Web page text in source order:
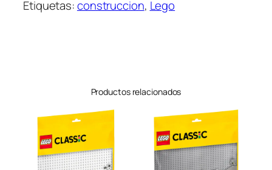
Etiquetas:construccion, Lego
Productos relacionados